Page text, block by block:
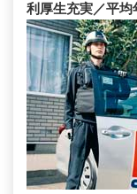
利厚生充実／平均